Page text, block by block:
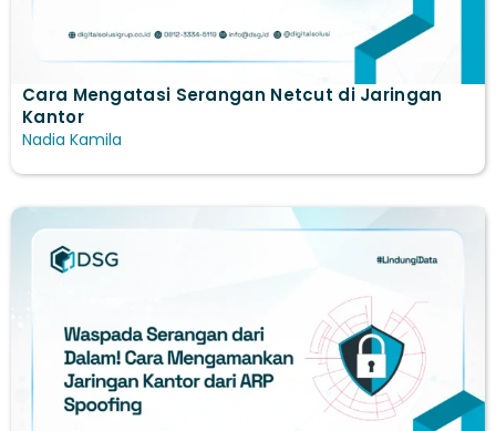
Cara Mengatasi Serangan Netcut di Jaringan
Kantor
Nadia Kamila